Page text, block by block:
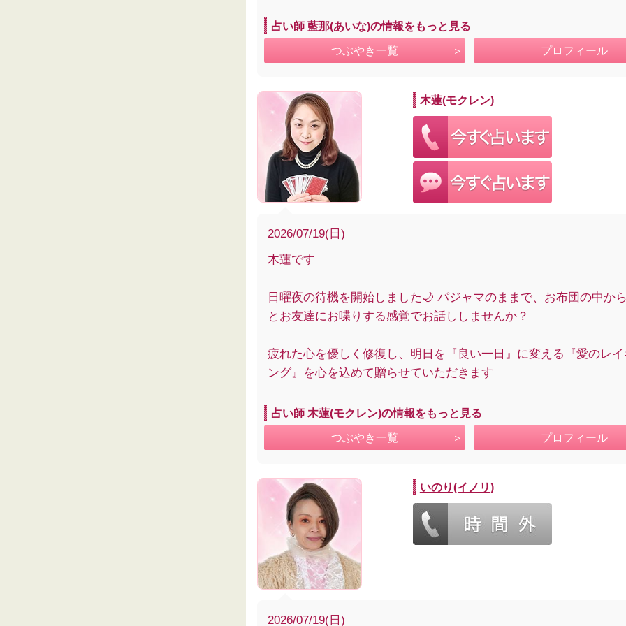
占い師 藍那(あいな)の情報をもっと見る
つぶやき一覧 プロフィール
木蓮(モクレン)
2026/07/19(日)
木蓮です
日曜夜の待機を開始しました🌙 パジャマのままで、お布団の中か
とお友達にお喋りする感覚でお話ししませんか？
疲れた心を優しく修復し、明日を『良い一日』に変える『愛のレ
ング』を心を込めて贈らせていただきます
占い師 木蓮(モクレン)の情報をもっと見る
つぶやき一覧 プロフィール
いのり(イノリ)
2026/07/19(日)